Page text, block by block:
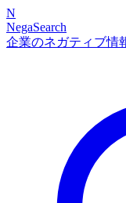
N
NegaSearch
企業のネガティブ情